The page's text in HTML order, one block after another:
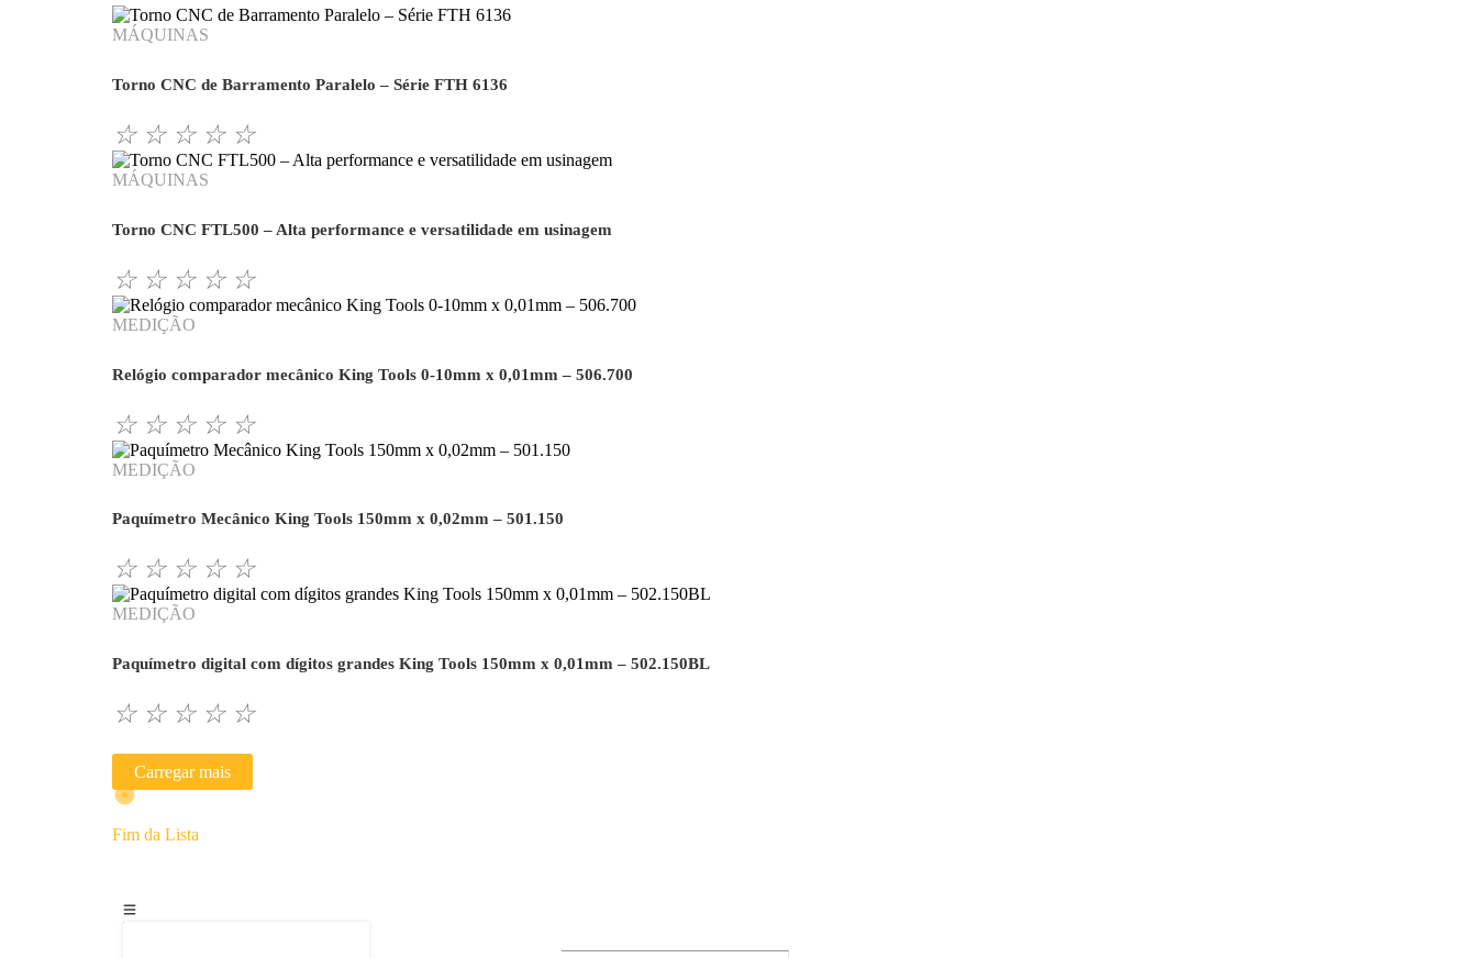
MÁQUINAS
Torno CNC de Barramento Paralelo – Série FTH 6136
☆ ☆ ☆ ☆ ☆
MÁQUINAS
Torno CNC FTL500 – Alta performance e versatilidade em usinagem
☆ ☆ ☆ ☆ ☆
MEDIÇÃO
Relógio comparador mecânico King Tools 0-10mm x 0,01mm – 506.700
☆ ☆ ☆ ☆ ☆
MEDIÇÃO
Paquímetro Mecânico King Tools 150mm x 0,02mm – 501.150
☆ ☆ ☆ ☆ ☆
MEDIÇÃO
Paquímetro digital com dígitos grandes King Tools 150mm x 0,01mm – 502.150BL
☆ ☆ ☆ ☆ ☆
Carregar mais
Fim da Lista